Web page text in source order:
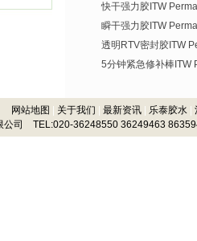
快干强力胶ITW
瞬干强力胶ITW
透明RTV密封胶ITW
5分钟紧急修补棒ITW
网站地图 关于我们 最新资讯| 乐泰胶水|
公司 TEL:020-36248550 36249463